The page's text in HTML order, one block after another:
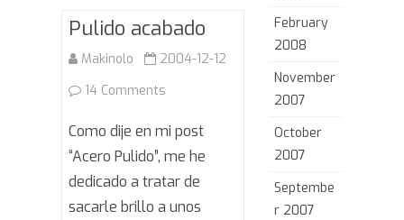
Pulido acabado
Makinolo
2004-12-12
14 Comments
Pulido
acabado
Como dije en mi post
“Acero Pulido”, me he
dedicado a tratar de
sacarle brillo a unos
February
2008
November
2007
October
2007
Septembe
r 2007